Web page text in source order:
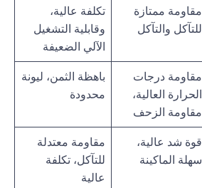
مقاومة ممتازة
للتآكل والتآكل
تكلفة عالية،
وقابلية التشغيل
الآلي الضعيفة
مقاومة درجات
الحرارة العالية،
مقاومة الزحف
باهظة الثمن، ليونة
محدودة
قوة شد عالية،
سهلة الماكينة
مقاومة معتدلة
للتآكل، تكلفة
عالية